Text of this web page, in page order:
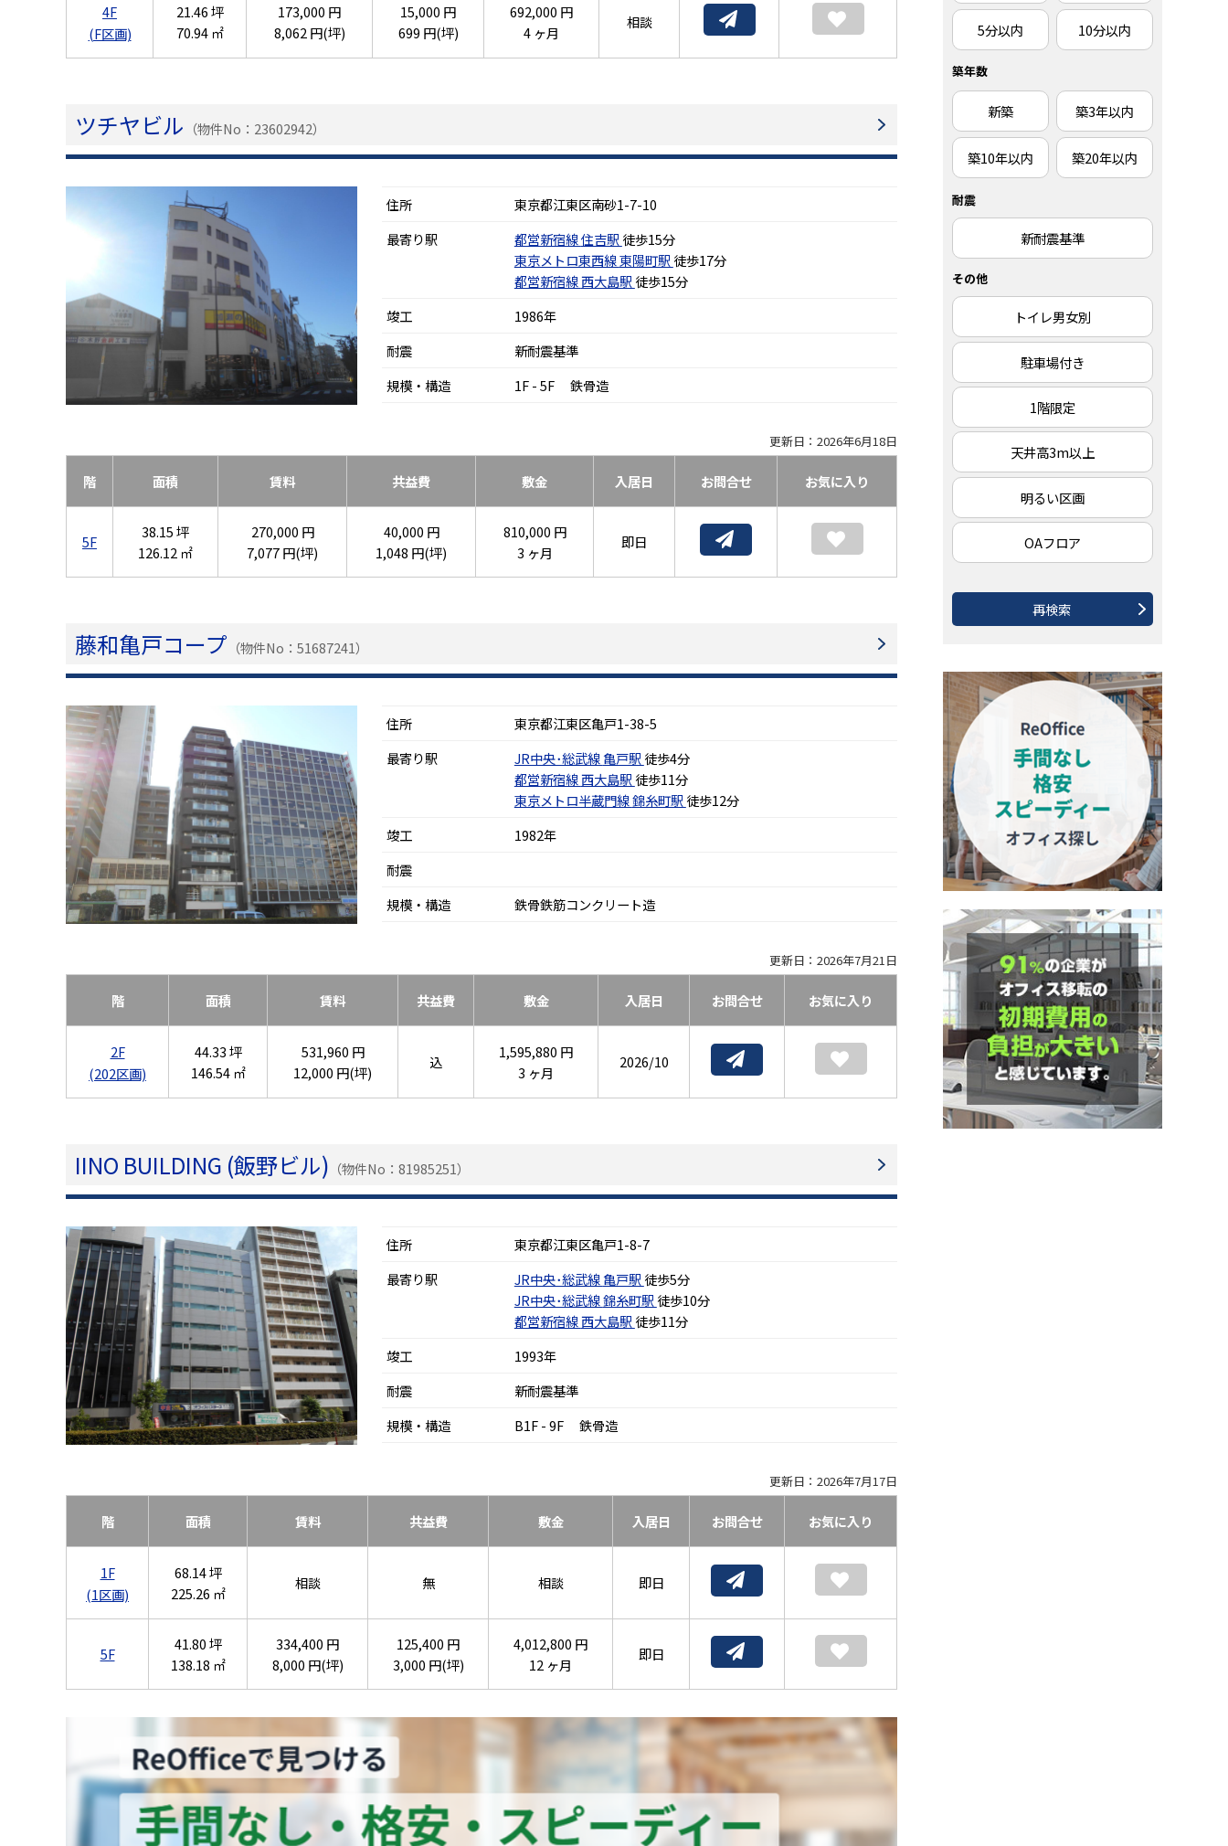
4F
(F区画)
21.46 坪
70.94 ㎡
173,000 円
8,062 円(坪)
15,000 円
699 円(坪)
692,000 円
4 ヶ月
相談
ツチヤビル （物件No：23602942）
住所
東京都江東区南砂1-7-10
最寄り駅
都営新宿線住吉駅 徒歩15分
東京メトロ東西線東陽町駅 徒歩17分
都営新宿線西大島駅 徒歩15分
竣工
1986年
耐震
新耐震基準
規模・構造
1F - 5F 鉄骨造
更新日：2026年6月18日
階 面積 賃料 共益費 敷金 入居日 お問合せ お気に入り
5F
38.15 坪
126.12 ㎡
270,000 円
7,077 円(坪)
40,000 円
1,048 円(坪)
810,000 円
3 ヶ月
即日
藤和亀戸コープ （物件No：51687241）
住所
東京都江東区亀戸1-38-5
最寄り駅
JR中央･総武線亀戸駅 徒歩4分
都営新宿線西大島駅 徒歩11分
東京メトロ半蔵門線錦糸町駅 徒歩12分
竣工
1982年
耐震
規模・構造
鉄骨鉄筋コンクリート造
更新日：2026年7月21日
階 面積 賃料 共益費 敷金 入居日 お問合せ お気に入り
2F
(202区画)
44.33 坪
146.54 ㎡
531,960 円
12,000 円(坪)
込
1,595,880 円
3 ヶ月
2026/10
IINO BUILDING (飯野ビル) （物件No：81985251）
住所
東京都江東区亀戸1-8-7
最寄り駅
JR中央･総武線亀戸駅 徒歩5分
JR中央･総武線錦糸町駅 徒歩10分
都営新宿線西大島駅 徒歩11分
竣工
1993年
耐震
新耐震基準
規模・構造
B1F - 9F 鉄骨造
更新日：2026年7月17日
階 面積 賃料 共益費 敷金 入居日 お問合せ お気に入り
1F
(1区画)
68.14 坪
225.26 ㎡
相談 無 相談 即日
5F
41.80 坪
138.18 ㎡
334,400 円
8,000 円(坪)
125,400 円
3,000 円(坪)
4,012,800 円
12 ヶ月
即日
5分以内 10分以内
築年数
新築 築3年以内
築10年以内 築20年以内
耐震
新耐震基準
その他
トイレ男女別
駐車場付き
1階限定
天井高3m以上
明るい区画
OAフロア